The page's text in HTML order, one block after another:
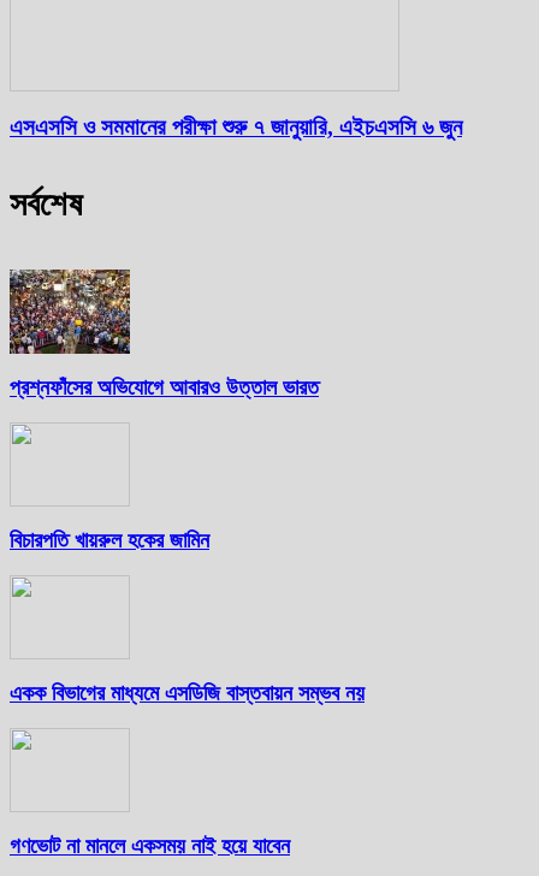
এসএসসি ও সমমানের পরীক্ষা শুরু ৭ জানুয়ারি, এইচএসসি ৬ জুন
সর্বশেষ
প্রশ্নফাঁসের অভিযোগে আবারও উত্তাল ভারত
বিচারপতি খায়রুল হকের জামিন
একক বিভাগের মাধ্যমে এসডিজি বাস্তবায়ন সম্ভব নয়
গণভোট না মানলে একসময় নাই হয়ে যাবেন